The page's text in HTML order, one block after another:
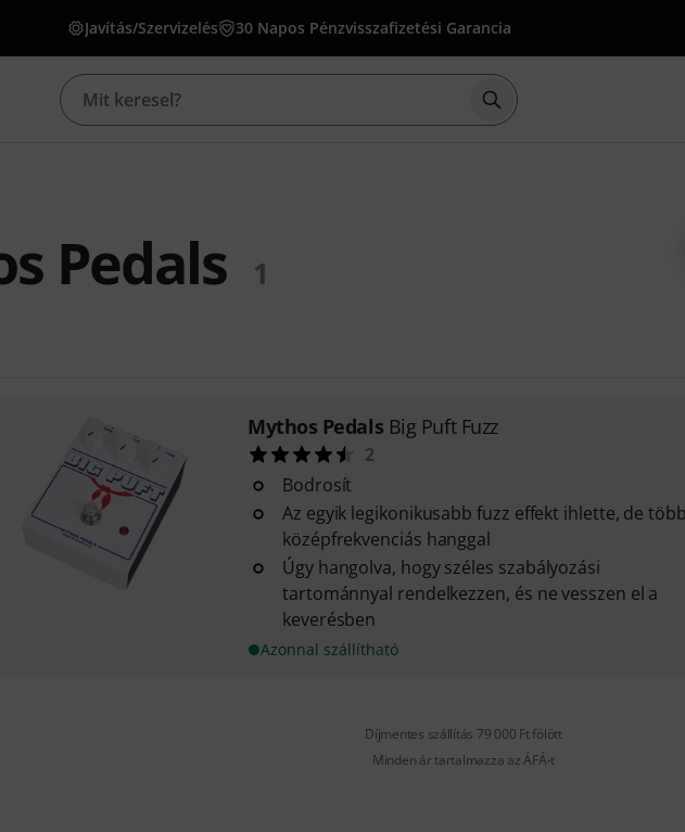
Javítás/Szervizelés 30 Napos Pénzvisszafizetési Garancia
Keresés indítása
Pedals 1
Mythos Pedals Big Puft Fuzz
2
Bodrosít
Az egyik legikonikusabb fuzz effekt ihlette, de több
középfrekvenciás hanggal
Úgy hangolva, hogy széles szabályozási
tartománnyal rendelkezzen, és ne vesszen el a
keverésben
Azonnal szállítható
Díjmentes szállítás 79 000 Ft fölött
Minden ár tartalmazza az ÁFÁ-t